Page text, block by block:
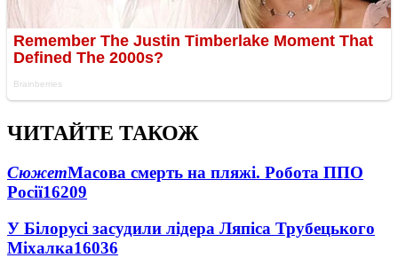
ЧИТАЙТЕ ТАКОЖ
СюжетМасова смерть на пляжі. Робота ППО
Росії16209
У Білорусі засудили лідера Ляпіса Трубецького
Міхалка16036